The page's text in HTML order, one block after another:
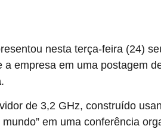
nesta terça-feira (24)
a empresa em uma postagem
.
de 3,2 GHz, construído
mundo” em uma conferência